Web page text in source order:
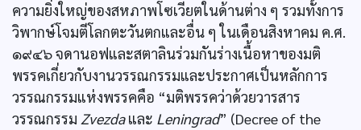
ความยิ่งใหญ่ของสหภาพโซเวียตในด้านต่าง ๆ รวมทั้งการ
วิพากษ์โจมตีโลกตะวันตกและอื่น ๆ ในเดือนสิงหาคม ค.ศ.
๑๙๔๖ จดานอฟและสตาลินร่วมกันร่างเนื้อหาของมติ
พรรคเกี่ยวกับงานวรรณกรรมและประกาศเป็นหลักการ
วรรณกรรมแห่งพรรคคือ “มติพรรคว่าด้วยวารสาร
วรรณกรรม Zvezdaและ Leningrad” (Decree of the